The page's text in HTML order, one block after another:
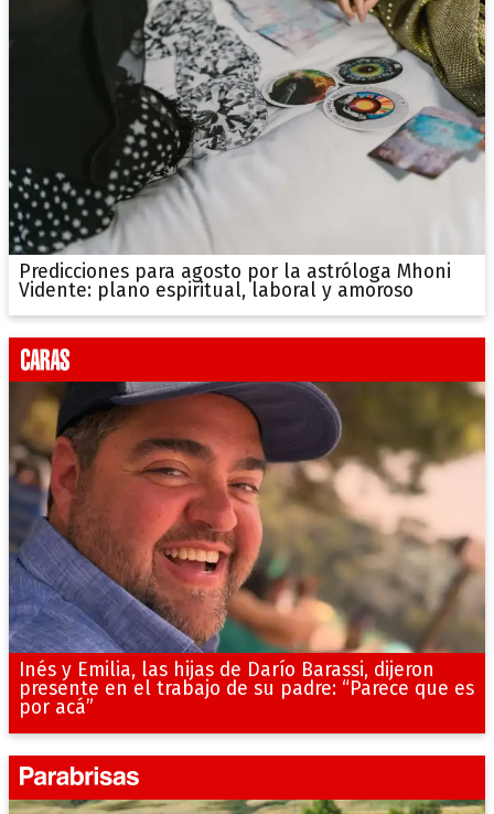
Predicciones para agosto por la astróloga Mhoni
Vidente: plano espiritual, laboral y amoroso
Inés y Emilia, las hijas de Darío Barassi, dijeron
presente en el trabajo de su padre: “Parece que es
por acá”